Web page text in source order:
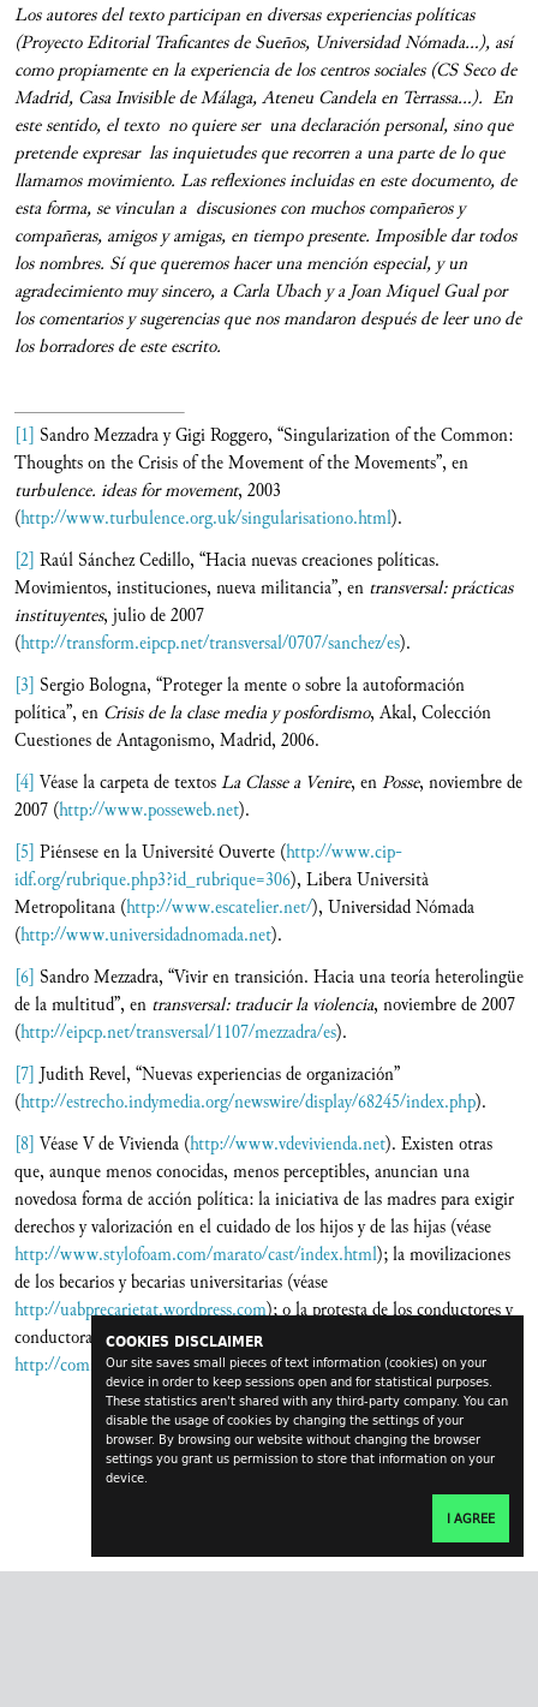
COOKIES DISCLAIMER
Our site saves small pieces of text information (cookies) on your
device in order to keep sessions open and for statistical purposes.
These statistics aren't shared with any third-party company. You can
disable the usage of cookies by changing the settings of your
browser. By browsing our website without changing the browser
settings you grant us permission to store that information on your
device.
I AGREE
Los autores del texto participan en diversas experiencias políticas
(Proyecto Editorial Traficantes de Sueños, Universidad Nómada…), así
como propiamente en la experiencia de los centros sociales (CS Seco de
Madrid, Casa Invisible de Málaga, Ateneu Candela en Terrassa…). En
este sentido, el texto no quiere ser una declaración personal, sino que
pretende expresar las inquietudes que recorren a una parte de lo que
llamamos movimiento. Las reflexiones incluidas en este documento, de
esta forma, se vinculan a discusiones con muchos compañeros y
compañeras, amigos y amigas, en tiempo presente. Imposible dar todos
los nombres. Sí que queremos hacer una mención especial, y un
agradecimiento muy sincero, a Carla Ubach y a Joan Miquel Gual por
los comentarios y sugerencias que nos mandaron después de leer uno de
los borradores de este escrito.
[1] Sandro Mezzadra y Gigi Roggero, “Singularization of the Common:
Thoughts on the Crisis of the Movement of the Movements”, en
turbulence. ideas for movement, 2003
(http://www.turbulence.org.uk/singularisationo.html).
[2] Raúl Sánchez Cedillo, “Hacia nuevas creaciones políticas.
Movimientos, instituciones, nueva militancia”, en transversal: prácticas
instituyentes, julio de 2007
(http://transform.eipcp.net/transversal/0707/sanchez/es).
[3] Sergio Bologna, “Proteger la mente o sobre la autoformación
política”, en Crisis de la clase media y posfordismo, Akal, Colección
Cuestiones de Antagonismo, Madrid, 2006.
[4] Véase la carpeta de textosLa Classe a Venire, enPosse, noviembre de
2007 (http://www.posseweb.net).
[5] Piénsese en la Université Ouverte (http://www.cip-
idf.org/rubrique.php3?id_rubrique=306), Libera Università
Metropolitana (http://www.escatelier.net/), Universidad Nómada
(http://www.universidadnomada.net).
[6] Sandro Mezzadra, “Vivir en transición. Hacia una teoría heterolingüe
de la multitud”, en transversal: traducir la violencia, noviembre de 2007
(http://eipcp.net/transversal/1107/mezzadra/es).
[7]Judith Revel, “Nuevas experiencias de organización”
(http://estrecho.indymedia.org/newswire/display/68245/index.php).
[8] Véase V de Vivienda (http://www.vdevivienda.net). Existen otras
que, aunque menos conocidas, menos perceptibles, anuncian una
novedosa forma de acción política: la iniciativa de las madres para exigir
derechos y valorización en el cuidado de los hijos y de las hijas (véase
http://www.stylofoam.com/marato/cast/index.html); la movilizaciones
de los becarios y becarias universitarias (véase
http://uabprecarietat.wordpress.com); o la protesta de los conductores y
conductoras de autobuses en Barcelona (véase
http://comitedescansos.blogspot.com).